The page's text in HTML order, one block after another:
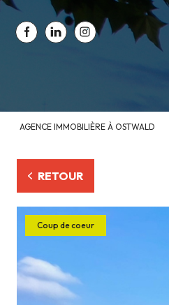
AGENCE IMMOBILIÈRE À OSTWALD
RETOUR
Coup de coeur